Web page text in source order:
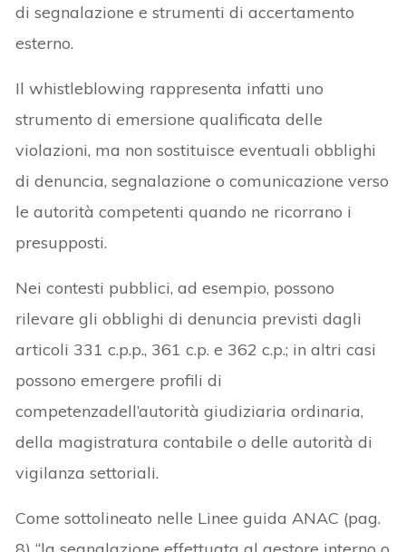
di segnalazione e strumenti di accertamento
esterno.
Il whistleblowing rappresenta infatti uno
strumento di emersione qualificata delle
violazioni, ma non sostituisce eventuali obblighi
di denuncia, segnalazione o comunicazione verso
le autorità competenti quando ne ricorrano i
presupposti.
Nei contesti pubblici, ad esempio, possono
rilevare gli obblighi di denuncia previsti dagli
articoli 331 c.p.p., 361 c.p. e 362 c.p.; in altri casi
possono emergere profili di
competenzadell’autorità giudiziaria ordinaria,
della magistratura contabile o delle autorità di
vigilanza settoriali.
Come sottolineato nelle Linee guida ANAC (pag.